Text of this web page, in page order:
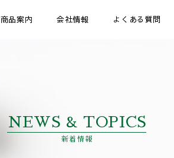
商品案内 会社情報 よくある質問
NEWS & TOPICS
新着情報